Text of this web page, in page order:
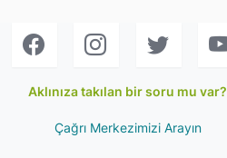
Aklınıza takılan bir soru mu var?
Çağrı Merkezimizi Arayın